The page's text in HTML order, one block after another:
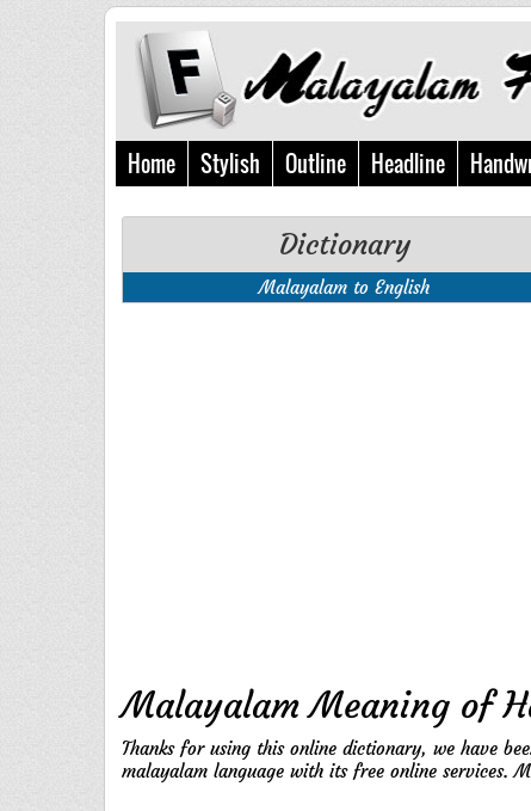
Home Stylish Outline Headline
Dictionary
Malayalam to English
Malayalam Meaning of
Thanks for using this online dictionary, we have
malayalam language with its free online services.